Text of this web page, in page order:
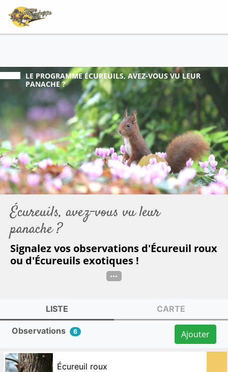
LE PROGRAMMEÉCUREUILS, AVEZ-VOUS VU LEUR
PANACHE ?
Écureuils, avez-vous vu leur
panache ?
Signalez vos observations d'Écureuil roux
ou d'Écureuils exotiques !
...
LISTE CARTE
Observations 6 Ajouter
Écureuil roux